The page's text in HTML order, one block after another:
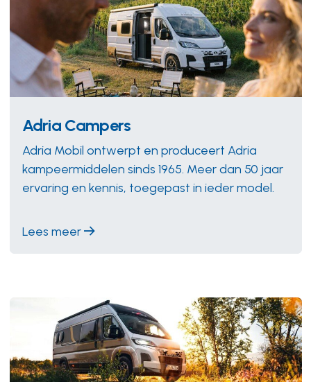
Adria Campers
Adria Mobil ontwerpt en produceert Adria
kampeermiddelen sinds 1965. Meer dan 50 jaar
ervaring en kennis, toegepast in ieder model.
Lees meer